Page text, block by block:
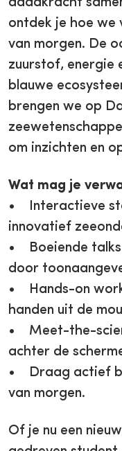
ontdek je hoe we
van morgen. De
zuurstof, energie
blauwe
brengen we op
om inzichten en
Wat mag je
• Interactieve
innovatief
• Boeiende talks
door
• Hands-on
handen uit de
• Meet-the-
achter de
• Draag actief
van morgen.
Of je nu een